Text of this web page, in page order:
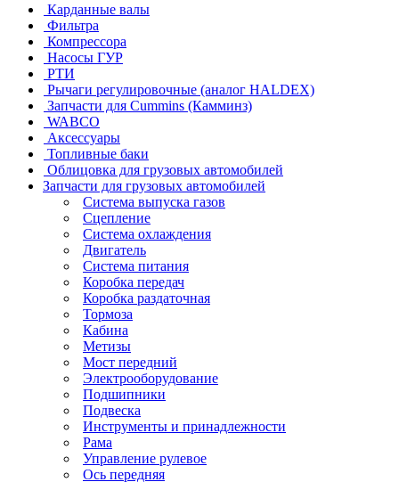
Карданные валы
Фильтра
Компрессора
Насосы ГУР
РТИ
Рычаги регулировочные (аналог HALDEX)
Запчасти для Cummins (Камминз)
WABCO
Аксессуары
Топливные баки
Облицовка для грузовых автомобилей
Запчасти для грузовых автомобилей
Система выпуска газов
Сцепление
Система охлаждения
Двигатель
Система питания
Коробка передач
Коробка раздаточная
Тормоза
Кабина
Метизы
Мост передний
Электрооборудование
Подшипники
Подвеска
Инструменты и принадлежности
Рама
Управление рулевое
Ось передняя